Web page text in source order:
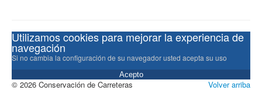
Utilizamos cookies para mejorar la experiencia de
navegación
Si no cambia la configuración de su navegador usted acepta su uso
Acepto
Volver arriba
© 2026 Conservación de Carreteras